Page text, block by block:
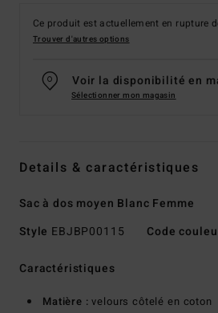
Ce produit est actuellement en rupture
Trouver d'autres options
Voir la disponibilité en
Sélectionner mon magasin
Details & caractéristiques
Sac à dos moyen Blanc Femme
Style EBJBP00115 Code
Caractéristiques
Matière :velours côtelé en coton